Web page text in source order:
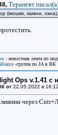
Терапевт
(мешки, камни, окна),
- новостная лента по
-группа по JA в ВК
Ops v.1.41 с
от 22.05.2022 в
через